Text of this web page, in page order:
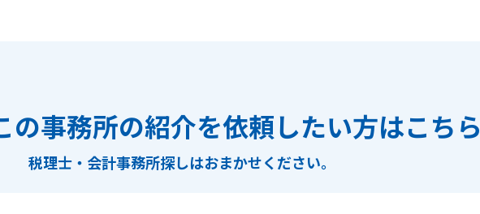
の事務所の紹介を依頼したい方はこちら
税理士・会計事務所探しはおまかせください。